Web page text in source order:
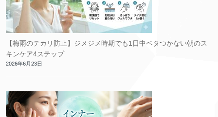
【梅雨のテカリ防止】ジメジメ時期でも1日中ベタつかない朝のス
キンケア4ステップ
2026年6月23日